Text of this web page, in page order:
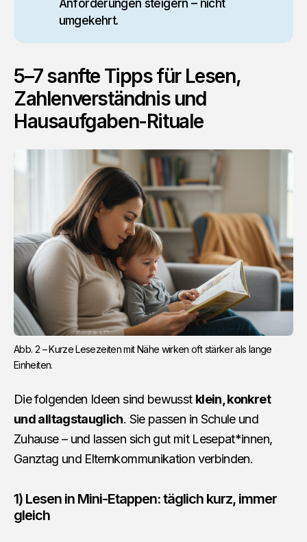
umgekehrt.
5–7 sanfte Tipps für Lesen,
Zahlenverständnis und
Hausaufgaben-Rituale
Abb. 2 – Kurze Lesezeiten mit Nähe wirken oft stärker als lange
Einheiten.
Die folgenden Ideen sind bewusst klein, konkret
und alltagstauglich. Sie passen in Schule und
Zuhause – und lassen sich gut mit Lesepat*innen,
Ganztag und Elternkommunikation verbinden.
1) Lesen in Mini-Etappen: täglich kurz, immer
gleich